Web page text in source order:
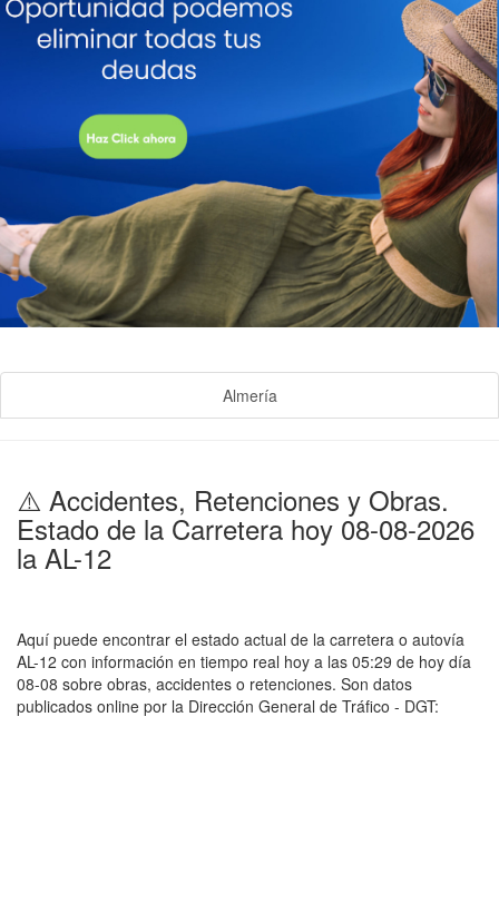
Almería
⚠️ Accidentes, Retenciones y Obras.
Estado de la Carretera hoy 08-08-2026
la AL-12
Aquí puede encontrar el estado actual de la carretera o autovía
AL-12 con información en tiempo real hoy a las 05:29 de hoy día
08-08 sobre obras, accidentes o retenciones. Son datos
publicados online por la Dirección General de Tráfico - DGT: